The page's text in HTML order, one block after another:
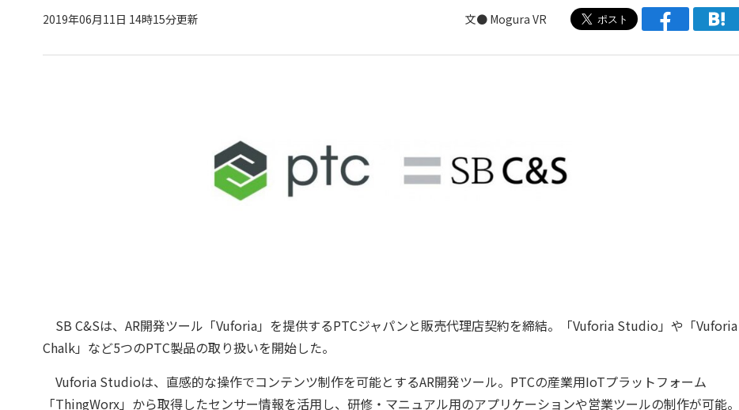
2019年06月11日 14時15分更新 文● Mogura VR
SB C&Sは、AR開発ツール「Vuforia」を提供するPTCジャパンと販売代理店契約を締結。「Vuforia Studio」や「Vuforia
Chalk」など5つのPTC製品の取り扱いを開始した。
Vuforia Studioは、直感的な操作でコンテンツ制作を可能とするAR開発ツール。PTCの産業用IoTプラットフォーム
「ThingWorx」から取得したセンサー情報を活用し、研修・マニュアル用のアプリケーションや営業ツールの制作が可能。